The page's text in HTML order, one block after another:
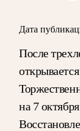
Дата
После
на 7